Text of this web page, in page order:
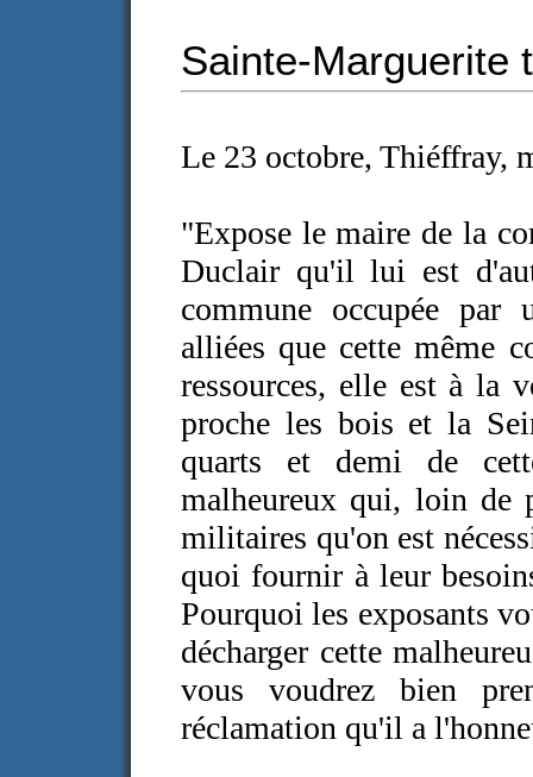
Sainte-Marguerite
Le 23 octobre, Thiéffray,
"Expose le maire de la
Duclair qu'il lui est
commune occupée par
alliées que cette même
ressources, elle est à la
proche les bois et la
quarts et demi de
malheureux qui, loin de
militaires qu'on est
quoi fournir à leur
Pourquoi les exposants
décharger cette
vous voudrez bien
réclamation qu'il a